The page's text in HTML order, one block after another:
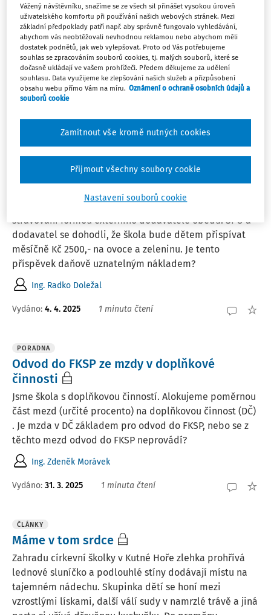
Od roku 2023 máme uklízečky zařazené do 3. platové
třídy a 11. stupně, protože 2. platová třída je celá pod
úrovní minimální mzdy, ale stále spadají do 1. skupiny
pro zaručenou mzdu/plat. Zařazení do 3. platové třídy
byl „jen“ způsob, jak se vyhnout ...
Ing. Růžena Klímová
Vydáno:6. 4. 2025 2 minuty čtení
PORADNA
Příspěvek nestátní školy na ovoce a
zeleninu
Nestátní školská právnická osoba zajišťuje dětem
stravování formou externího dodavatele obědů. ŠPO a
dodavatel se dohodli, že škola bude dětem přispívat
měsíčně Kč 2500,- na ovoce a zeleninu. Je tento
příspěvek daňově uznatelným nákladem?
Ing. Radko Doležal
Vydáno: 4. 4. 2025 1 minuta čtení
PORADNA
Odvod do FKSP ze mzdy v doplňkové
činnosti
Jsme škola s doplňkovou činností. Alokujeme poměrnou
část mezd (určité procento) na doplňkovou činnost (DČ)
. Je mzda v DČ základem pro odvod do FKSP, nebo se z
těchto mezd odvod do FKSP neprovádí?
Ing. Zdeněk Morávek
Vydáno: 31. 3. 2025 1 minuta čtení
ČLÁNKY
Máme v tom srdce
Zahradu církevní školky v Kutné Hoře zlehka prohřívá
lednové sluníčko a podlouhlé stíny dodávají místu na
tajemném nádechu. Skupinka dětí se honí mezi
vzrostlými lískami, další válí sudy v namrzlé trávě a jiná
Vážený návštěvníku, snažíme se ze všech sil přinášet vysokou úroveň
uživatelského komfortu při používání našich webových stránek. Mezi
základní předpoklady patří např. aby správně fungovalo vyhledávání,
abychom vás neobtěžovali nevhodnou reklamou nebo abychom měli
dostatek podnětů, jak web vylepšovat. Proto od Vás potřebujeme
souhlas se zpracováním souborů cookies, tj. malých souborů, které se
dočasně ukládají ve vašem prohlížeči. Předem děkujeme za udělení
souhlasu. Data využijeme ke zlepšování našich služeb a přizpůsobení
obsahu webu přímo Vám na míru. Oznámení o ochraně osobních údajů a
souborů cookie
Nastavení souborů cookie
Zamítnout vše kromě nutných cookies
Přijmout všechny soubory cookie